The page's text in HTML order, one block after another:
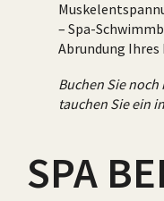
– Spa-
Abrundung Ihres
Buchen Sie
tauchen Sie ein
SPA